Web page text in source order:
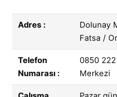
Adres :
Dolunay
Fatsa /
Telefon
Numarası :
0850
Merkezi